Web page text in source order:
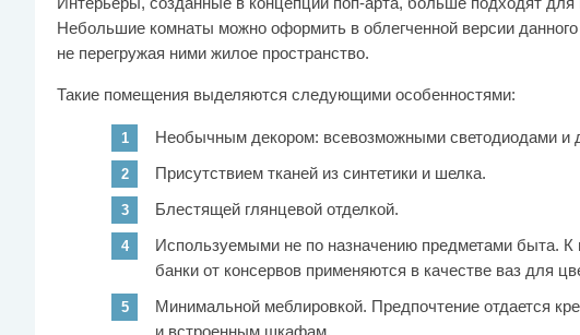
Небольшие комнаты можно оформить в облегченной версии
не перегружая ними жилое пространство.
Такие помещения выделяются следующими особенностями:
Необычным декором: всевозможными светодиодами и
Присутствием тканей из синтетики и шелка.
Блестящей глянцевой отделкой.
Используемыми не по назначению предметами быта. К
банки от консервов применяются в качестве ваз для
Минимальной меблировкой. Предпочтение отдается
и встроенным шкафам.